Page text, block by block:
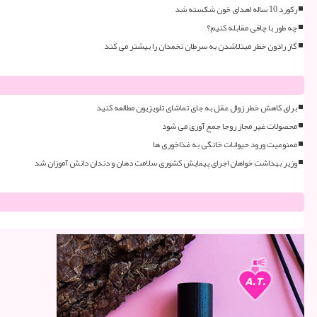
رکورد 10 ساله اهدای خون شکسته شد
چه طور با چاقی مقابله کنیم؟
گاز رادون خطر مبتلاشدن به سرطان تخمدان را بیشتر می کند
برای کاهش خطر زوال عقل به جای تماشای تلویزیون مطالعه کنید
محصولات غیر مجاز روجا جمع آوری می شود
ممنوعیت ورود حیوانات خانگی به غذاخوری ها
وزیر بهداشت خواهان اجرای پیمایش کشوری سلامت دهان و دندان دانش آموزان شد